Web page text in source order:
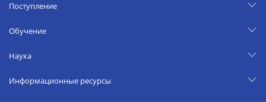
Поступление
Обучение
Наука
Информационные ресурсы